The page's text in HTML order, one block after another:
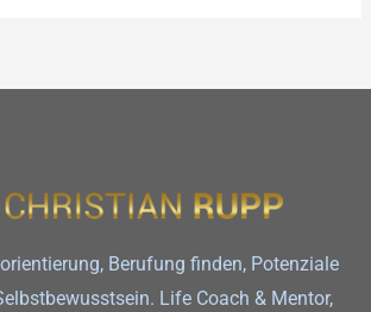
Berufung finden, Potenziale
Life Coach & Mentor,